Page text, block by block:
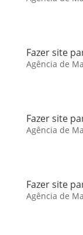
Fazer site
Agência de
Fazer site
Agência de
Fazer site
Agência de